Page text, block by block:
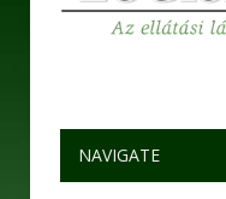
NAVIGATE